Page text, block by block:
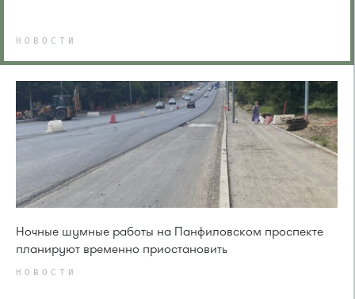
НОВОСТИ
Ночные шумные работы на Панфиловском проспекте
планируют временно приостановить
НОВОСТИ